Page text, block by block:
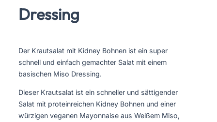
Dressing
Der Krautsalat mit Kidney Bohnen ist ein super
schnell und einfach gemachter Salat mit einem
basischen Miso Dressing.
Dieser Krautsalat ist ein schneller und sättigender
Salat mit proteinreichen Kidney Bohnen und einer
würzigen veganen Mayonnaise aus Weißem Miso,